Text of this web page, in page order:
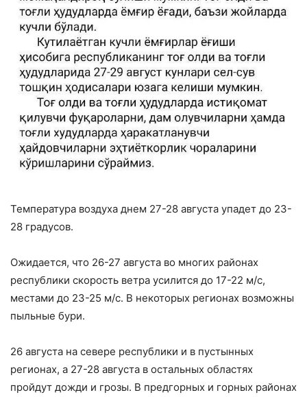
Температура воздуха днем ​​27-28 августа упадет до 23-
28 градусов.
Ожидается, что 26-27 августа во многих районах
республики скорость ветра усилится до 17-22 м/с,
местами до 23-25 ​​м/с. В некоторых регионах возможны
пыльные бури.
26 августа на севере республики и в пустынных
регионах, а 27-28 августа в остальных областях
пройдут дожди и грозы. В предгорных и горных районах